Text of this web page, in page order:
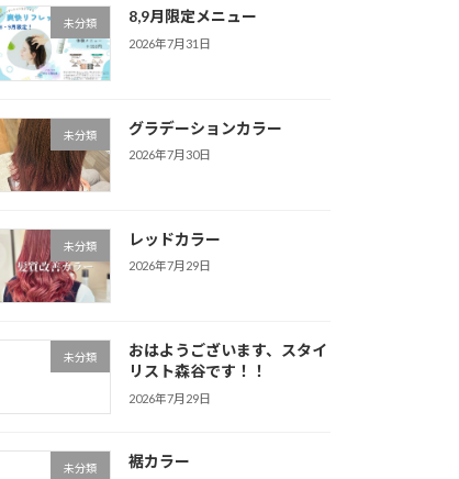
未分類 8,9月限定メニュー
2026年7月31日
未分類 グラデーションカラー
2026年7月30日
未分類 レッドカラー
2026年7月29日
未分類
おはようございます、スタイ
リスト森谷です！！
2026年7月29日
未分類 裾カラー